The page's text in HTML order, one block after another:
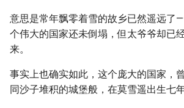
意思是常年飘零着雪的故乡已然遥远了
个伟大的国家还未倒塌，但太爷爷却已
来。
事实上也确实如此，这个庞大的国家，
同沙子堆积的城堡般，在莫雪遥出生七